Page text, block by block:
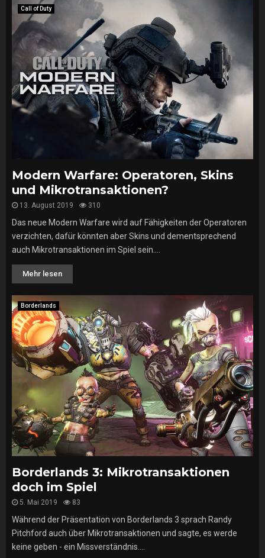
Call of Duty
Modern Warfare: Operatoren, Skins
und Mikrotransaktionen?
13. August 2019 310
Das neue Modern Warfare wird auf Fähigkeiten der Operatoren
verzichten, dafür könnten aber Skins und dementsprechend
auch Mikrotransaktionen im Spiel sein....
Mehr lesen
Borderlands
Borderlands 3: Mikrotransaktionen
doch im Spiel
5. Mai 2019 83
Während der Präsentation von Borderlands 3 sprach Randy
Pitchford auch über Mikrotransaktionen und sagte, es werde
keine geben - ein Missverständnis....